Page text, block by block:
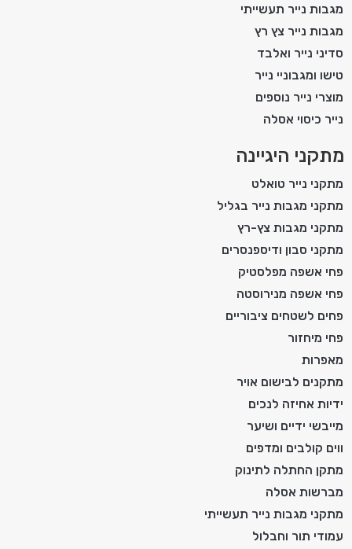
מגבות נייר תעשייתי
מגבות נייר צץ רץ
סדיני נייר ואלבד
טישו ומגבוניי נייר
מוצרי נייר נוספים
נייר כיסוי אסלה
מתקני היגיינה
מתקני נייר טואלט
מתקני מגבות נייר בגליל
מתקני מגבות צץ-רץ
מתקני סבון ודיספנסרים
פחי אשפה מפלסטיק
פחי אשפה מנירוסטה
פחים לשטחים ציבוריים
פחי מיחזור
מאפרות
מתקנים לבישום אויר
ידיות אחיזה לנכים
מייבשי ידיים ושיער
ווים קולבים ומדפים
מתקן החתלה לתינוק
מברשות אסלה
מתקני מגבות נייר תעשייתי
עמודי תור וחבלול